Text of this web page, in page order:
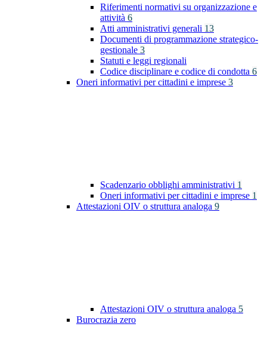
Riferimenti normativi su organizzazione e
attività 6
Atti amministrativi generali 13
Documenti di programmazione strategico-
gestionale 3
Statuti e leggi regionali
Codice disciplinare e codice di condotta 6
Oneri informativi per cittadini e imprese 3
Scadenzario obblighi amministrativi 1
Oneri informativi per cittadini e imprese 1
Attestazioni OIV o struttura analoga 9
Attestazioni OIV o struttura analoga 5
Burocrazia zero